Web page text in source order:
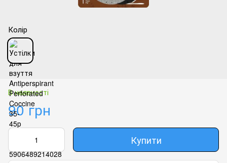
Колір
В наявності
90 грн
Купити